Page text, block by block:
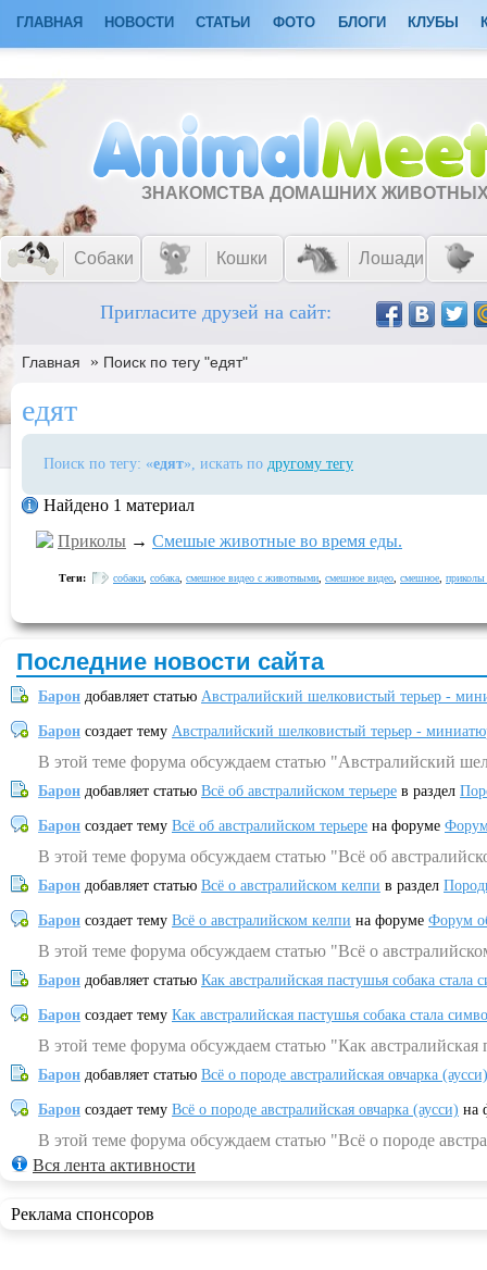
ГЛАВНАЯ НОВОСТИ СТАТЬИ ФОТО БЛОГИ КЛУБЫ
ЗНАКОМСТВА ДОМАШНИХ
Собаки Кошки Лошади
Пригласите друзей на сайт:
Главная » Поиск по тегу "едят"
едят
Поиск по тегу: «едят», искать по другому тегу
Найдено 1 материал
Приколы → Смешые животные во время еды.
Теги: собаки собака смешное видео с животными смешное видео смешное
Последние новости сайта
Барон добавляет статью Австралийский шелковистый терьер -
Барон создает тему Австралийский шелковистый терьер -
В этой теме форума обсуждаем статью "Австралийский
Барон добавляет статью Всё об австралийском терьере в раздел
Барон создает тему Всё об австралийском терьере на форуме
В этой теме форума обсуждаем статью "Всё об
Барон добавляет статью Всё о австралийском келпи в раздел
Барон создает тему Всё о австралийском келпи на форуме Форум
В этой теме форума обсуждаем статью "Всё о
Барон добавляет статью Как австралийская пастушья собака
Барон создает тему Как австралийская пастушья собака стала
В этой теме форума обсуждаем статью "Как
Барон добавляет статью Всё о породе австралийская овчарка (аусси)
Барон создает тему Всё о породе австралийская овчарка (аусси) на
В этой теме форума обсуждаем статью "Всё о породе
Вся лента активности
Реклама спонсоров